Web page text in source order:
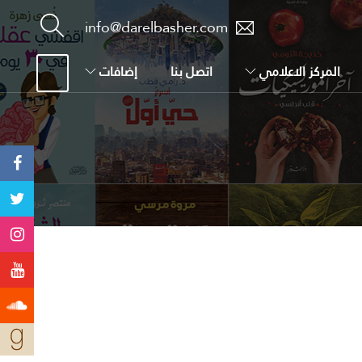
info@darelbasher.com
المركز الاعلامي اتصل بنا إضافات